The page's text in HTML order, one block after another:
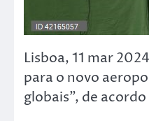
Lisboa, 11 mar
para o novo
globais”, de